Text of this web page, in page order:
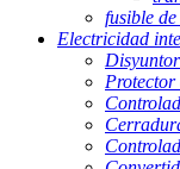
fusible
Electricidad